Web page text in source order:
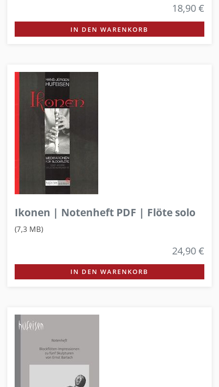
18,90 €
IN DEN WARENKORB
Ikonen | Notenheft PDF | Flöte solo
(7,3 MB)
24,90 €
IN DEN WARENKORB